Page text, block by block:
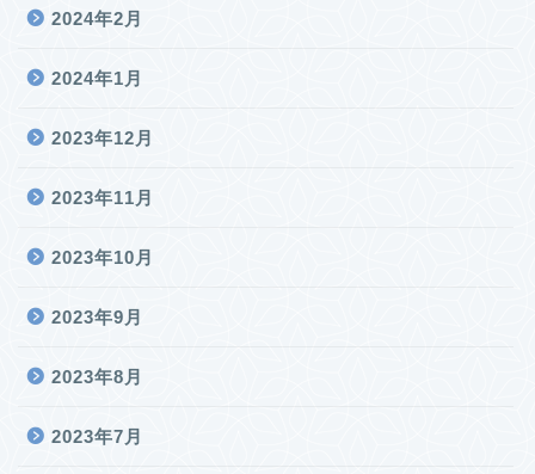
2024年2月
2024年1月
2023年12月
2023年11月
2023年10月
2023年9月
2023年8月
2023年7月